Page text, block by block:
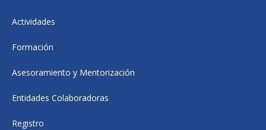
Actividades
Formación
Asesoramiento y Mentorización
Entidades Colaboradoras
Registro